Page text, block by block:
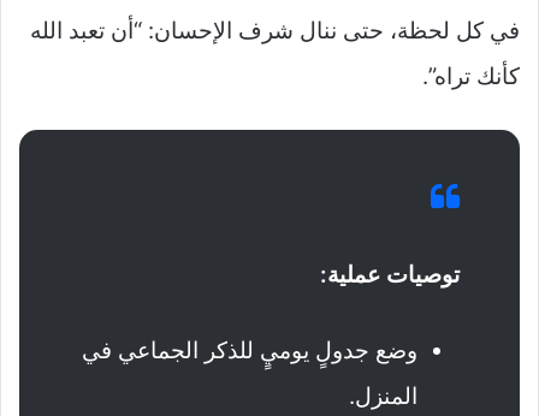
في كل لحظة، حتى ننال شرف الإحسان: “أن تعبد الله
كأنك تراه”.
توصيات عملية:
وضع جدولٍ يوميٍ للذكر الجماعي في
المنزل.